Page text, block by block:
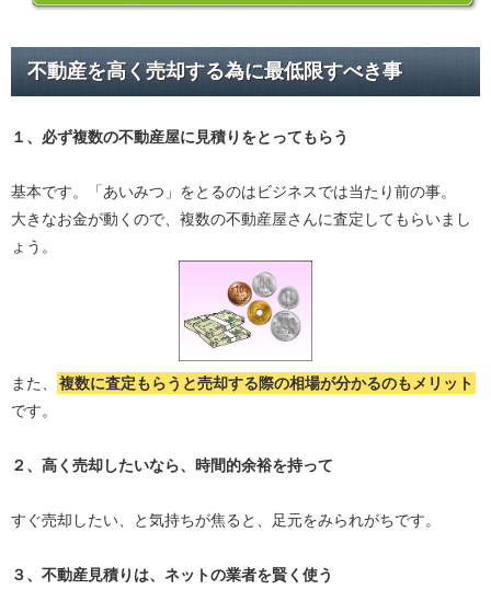
不動産を高く売却する為に最低限すべき事
１、必ず複数の不動産屋に見積り をとってもらう
基本です。「あいみつ」をとるのはビジネスでは当たり前の事。
大きなお金が動くので、複数の不動産屋さんに査定してもらいまし
ょう。
また、 複数に査定もらうと売却する際の相場が分かるのもメリット
です。
２、高く売却したいなら、時間的余裕を持って
すぐ売却したい、と気持ちが焦ると、足元をみられがちです。
３、不動産見積りは、ネットの業者を賢く使う